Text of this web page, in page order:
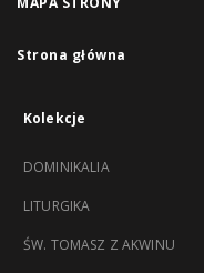
Strona główna
Kolekcje
DOMINIKALIA
LITURGIKA
ŚW. TOMASZ Z AKWINU